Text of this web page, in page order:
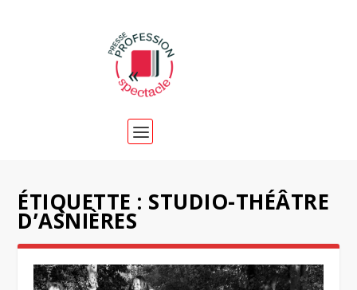
ÉTIQUETTE : STUDIO-THÉÂTRE
D’ASNIÈRES